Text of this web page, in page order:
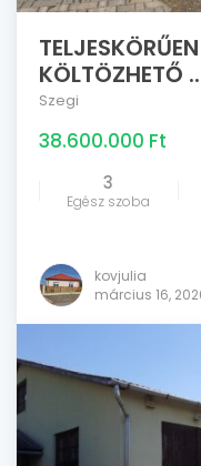
KÖLTÖZHETŐ
Szegi
38.600.000 Ft
3
Egész szoba
kovjulia
március 16,